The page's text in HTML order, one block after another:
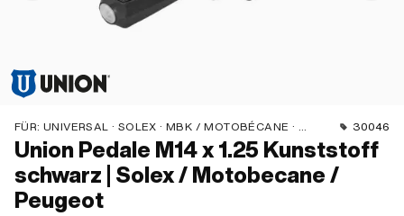
FÜR: UNIVERSAL · SOLEX · MBK / MOTOBÉCANE · PEUGEOT 30046
Union Pedale M14 x 1.25 Kunststoff
schwarz | Solex / Motobecane /
Peugeot